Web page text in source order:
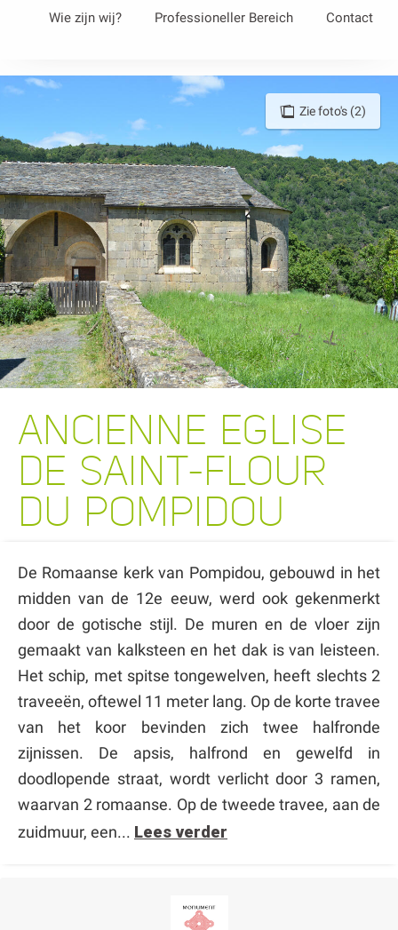
principal
Wie zijn wij? Professioneller Bereich Contact
Zie foto's (2)
ANCIENNE EGLISE
DE SAINT-FLOUR
DU POMPIDOU
De Romaanse kerk van Pompidou, gebouwd in het
midden van de 12e eeuw, werd ook gekenmerkt
door de gotische stijl. De muren en de vloer zijn
gemaakt van kalksteen en het dak is van leisteen.
Het schip, met spitse tongewelven, heeft slechts 2
traveeën, oftewel 11 meter lang. Op de korte travee
van het koor bevinden zich twee halfronde
zijnissen. De apsis, halfrond en gewelfd in
doodlopende straat, wordt verlicht door 3 ramen,
waarvan 2 romaanse. Op de tweede travee, aan de
zuidmuur, een... Lees verder